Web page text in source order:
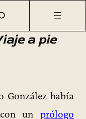
Presentación de
a pie
González había
un prólogo